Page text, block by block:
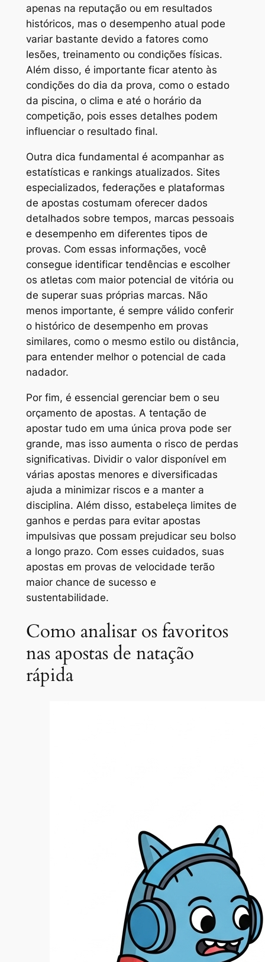
apenas na reputação ou em resultados
históricos, mas o desempenho atual pode
variar bastante devido a fatores como
lesões, treinamento ou condições físicas.
Além disso, é importante ficar atento às
condições do dia da prova, como o estado
da piscina, o clima e até o horário da
competição, pois esses detalhes podem
influenciar o resultado final.
Outra dica fundamental é acompanhar as
estatísticas e rankings atualizados. Sites
especializados, federações e plataformas
de apostas costumam oferecer dados
detalhados sobre tempos, marcas pessoais
e desempenho em diferentes tipos de
provas. Com essas informações, você
consegue identificar tendências e escolher
os atletas com maior potencial de vitória ou
de superar suas próprias marcas. Não
menos importante, é sempre válido conferir
o histórico de desempenho em provas
similares, como o mesmo estilo ou distância,
para entender melhor o potencial de cada
nadador.
Por fim, é essencial gerenciar bem o seu
orçamento de apostas. A tentação de
apostar tudo em uma única prova pode ser
grande, mas isso aumenta o risco de perdas
significativas. Dividir o valor disponível em
várias apostas menores e diversificadas
ajuda a minimizar riscos e a manter a
disciplina. Além disso, estabeleça limites de
ganhos e perdas para evitar apostas
impulsivas que possam prejudicar seu bolso
a longo prazo. Com esses cuidados, suas
apostas em provas de velocidade terão
maior chance de sucesso e
sustentabilidade.
Como analisar os favoritos
nas apostas de natação
rápida